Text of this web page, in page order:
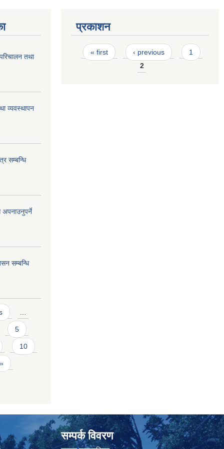
तथा
व्यवस्थापन
सम्बन्धि
अपनाउनुपर्ने
सम्बन्धि
5
10
प्रकाशन
Pages
« first ‹ previous
1
2
सम्पर्क विवरण